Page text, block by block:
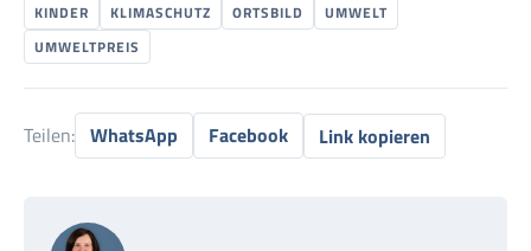
KINDER
KLIMASCHUTZ ORTSBILD
UMWELT
UMWELTPREIS
Teilen: WhatsApp Facebook Link kopieren